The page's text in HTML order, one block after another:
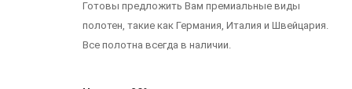
Готовы предложить Вам премиальные виды
полотен, такие как Германия, Италия и Швейцария.
Все полотна всегда в наличии.